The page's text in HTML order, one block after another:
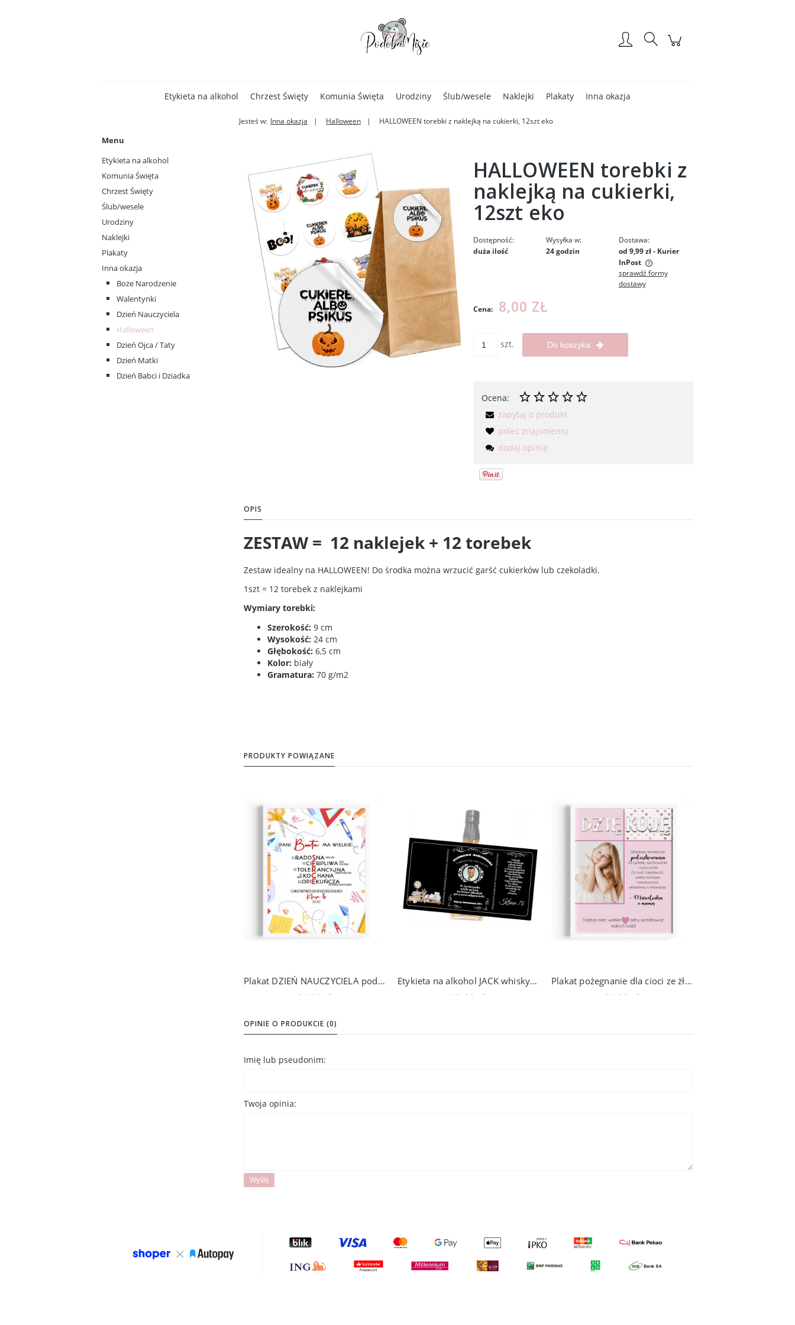
Etykieta na alkohol Chrzest Święty Komunia Święta Urodziny Ślub/wesele Naklejki Plakaty Inna okazja
Jesteś w: Inna okazja Halloween HALLOWEEN torebki z naklejką na cukierki, 12szt eko
Menu
Etykieta na alkohol
Komunia Święta
Chrzest Święty
Ślub/wesele
Urodziny
Naklejki
Plakaty
Inna okazja
Boże Narodzenie
Walentynki
Dzień Nauczyciela
Halloween
Dzień Ojca / Taty
Dzień Matki
Dzień Babci i Dziadka
HALLOWEEN torebki z
naklejką na cukierki,
12szt eko
Dostępność:
duża ilość
Wysyłka w:
24 godzin
Dostawa:
od 9,99 zł - Kurier
InPost
kosztów płatności
sprawdź formy
dostawy
Cena: 8,00 ZŁ
szt. Do koszyka
Ocena:
zapytaj o produkt
poleć znajomemu
dodaj opinię
OPIS
ZESTAW = 12 naklejek + 12 torebek
Zestaw idealny na HALLOWEEN! Do środka można wrzucić garść cukierków lub czekoladki.
1szt = 12 torebek z naklejkami
Wymiary torebki:
Szerokość: 9 cm
Wysokość: 24 cm
Głębokość: 6,5 cm
Kolor: biały
Gramatura: 70 g/m2
PRODUKTY POWIĄZANE
Plakat DZIEŃ NAUCZYCIELA podziękowanie prezent, N01
24,00 zł
Etykieta na alkohol JACK whisky, podziękowanie DZIEŃ NAUCZYCIELA, zakończenie roku
19,00 zł
Plakat pożegnanie dla cioci ze żłobka przedszkola P5
24,00 zł
OPINIE O PRODUKCIE (0)
Imię lub pseudonim:
Twoja opinia:
Wyślij